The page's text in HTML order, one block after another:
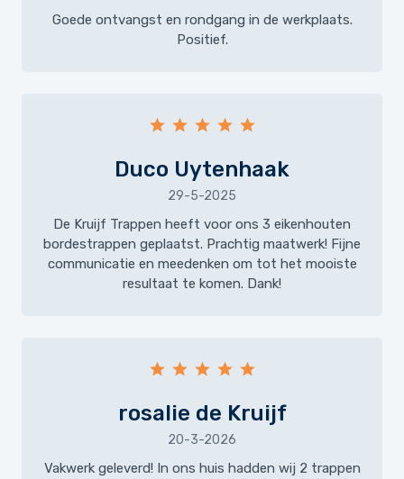
Goede ontvangst en rondgang in de werkplaats.
Positief.
Duco Uytenhaak
29-5-2025
De Kruijf Trappen heeft voor ons 3 eikenhouten
bordestrappen geplaatst. Prachtig maatwerk! Fijne
communicatie en meedenken om tot het mooiste
resultaat te komen. Dank!
rosalie de Kruijf
20-3-2026
Vakwerk geleverd! In ons huis hadden wij 2 trappen